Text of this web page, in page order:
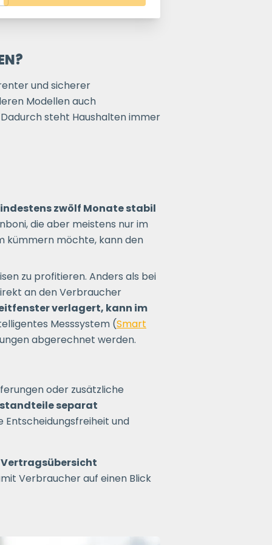
und sicherer
Modellen auch
Dadurch steht Haushalten immer
zwölf Monate stabil
die aber meistens nur im
kümmern möchte, kann den
zu profitieren. Anders als bei
an den Verbraucher
verlagert, kann im
Messsystem (Smart
abgerechnet werden.
oder zusätzliche
separat
Entscheidungsfreiheit und
Verbraucher auf einen Blick